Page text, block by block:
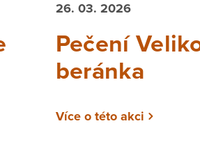
26. 03. 2026
Pečení
beránka
Více o této akci